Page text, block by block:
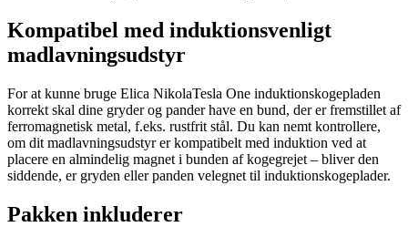
Kompatibel med induktionsvenligt
madlavningsudstyr
For at kunne bruge Elica NikolaTesla One induktionskogepladen
korrekt skal dine gryder og pander have en bund, der er fremstillet af
ferromagnetisk metal, f.eks. rustfrit stål. Du kan nemt kontrollere,
om dit madlavningsudstyr er kompatibelt med induktion ved at
placere en almindelig magnet i bunden af kogegrejet – bliver den
siddende, er gryden eller panden velegnet til induktionskogeplader.
Pakken inkluderer